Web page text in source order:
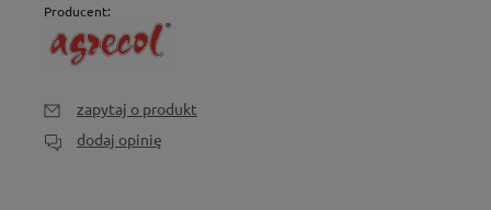
Producent:
zapytaj o produkt
dodaj opinię